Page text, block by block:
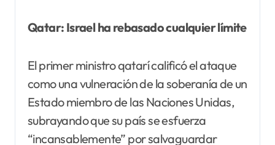
Qatar: Israel ha rebasado cualquier límite
El primer ministro qatarí calificó el ataque
como una vulneración de la soberanía de un
Estado miembro de las Naciones Unidas,
subrayando que su país se esfuerza
“incansablemente” por salvaguardar